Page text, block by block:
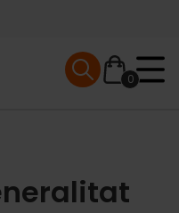
0
Mobile menu